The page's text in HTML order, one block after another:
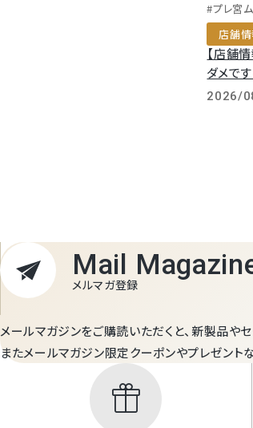
#プレ宮ム
店舗
【店舗
ダメで
2026/
Mail
メルマガ登録
メールマガジンをご購読いただくと、新製品や
またメールマガジン限定クーポンやプレゼント
featured_seasonal_and_gifts